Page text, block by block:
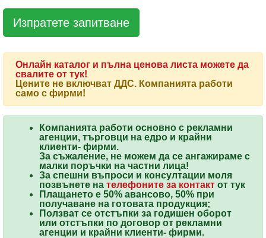
Онлайн каталог и пълна ценова листа можете да
свалите от тук!
Цените не включват ДДС. Компанията работи
само с фирми!
Компанията работи основно с рекламни
агенции, търговци на едро и крайни
клиенти- фирми.
За съжаление, не можем да се ангажираме с
малки поръчки на частни лица!
За спешни въпроси и консултации моля
позвънете на телефоните за контакт от тук
Плащането е 50% авансово, 50% при
получаване на готовата продукция;
Ползват се отстъпки за годишен оборот
или отстъпки по договор от рекламни
агенции и крайни клиенти- фирми.